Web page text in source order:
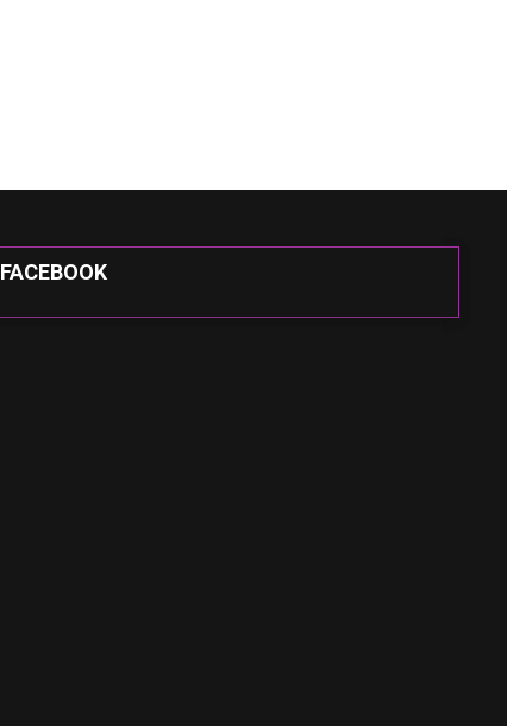
FACEBOOK